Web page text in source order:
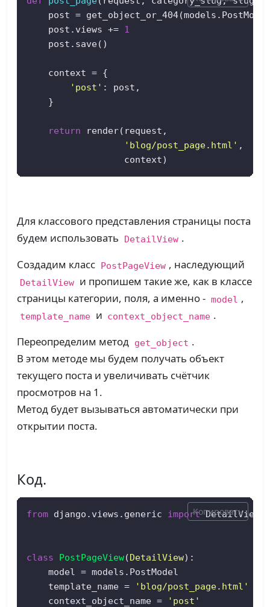
post =
    post.views +=
1
    post.save()
    context = {
'post' : post,
    }
return render(request,
'blog/post_page.html' ,
                  context)
Для классового представления страницы поста
будем использовать
DetailView .
Создадим класс PostPageView , наследующий
DetailView
и пропишем такие же, как в классе
страницы категории, поля, а именно - model ,
template_name и context_object_name .
Переопределим метод get_object .
В этом методе мы будем получать объект
текущего поста и увеличивать счётчик
просмотров на 1.
Метод будет вызываться автоматически при
открытии поста.
Код.
from django.views.generic import DetailView
class PostPageView(DetailView):
    model = models.PostModel
    template_name =
'blog/post_page.html'
    context_object_name =
'post'
Копировать